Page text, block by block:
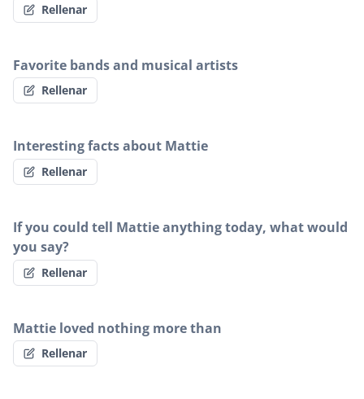
Rellenar
Favorite bands and musical artists
Rellenar
Interesting facts about Mattie
Rellenar
If you could tell Mattie anything today, what would
you say?
Rellenar
Mattie loved nothing more than
Rellenar